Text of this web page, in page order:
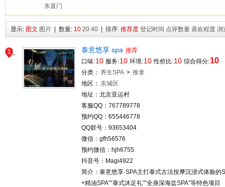
东直门
显示: 图文 图片 | 数量: 10 20 40 | 排序: 推荐度 登记时间 点评数量 喜欢程度 浏
1 泰意悠享 spa 推荐
口味:10 服务:10 环境:10 性价比:10 综合得分:10
分类： 养生SPA > 推拿
地区： 东城区
地址：北京亚运村
客服QQ：767789778
预约QQ：655446778
QQ群号：93653404
微信：gfh56576
预约微信：hjh6755
抖音号：Magi4922
简介：泰意悠享·SPA‌主打泰式古法按摩沉浸式体验的
+精油SPA”“泰式沐足礼”“全身深海盐SPA”等特色项目